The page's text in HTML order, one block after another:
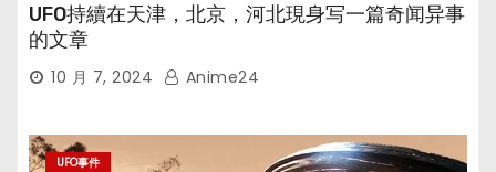
UFO持續在天津，北京，河北現身写一篇奇闻异事
的文章
10 月 7, 2024 Anime24
UFO事件